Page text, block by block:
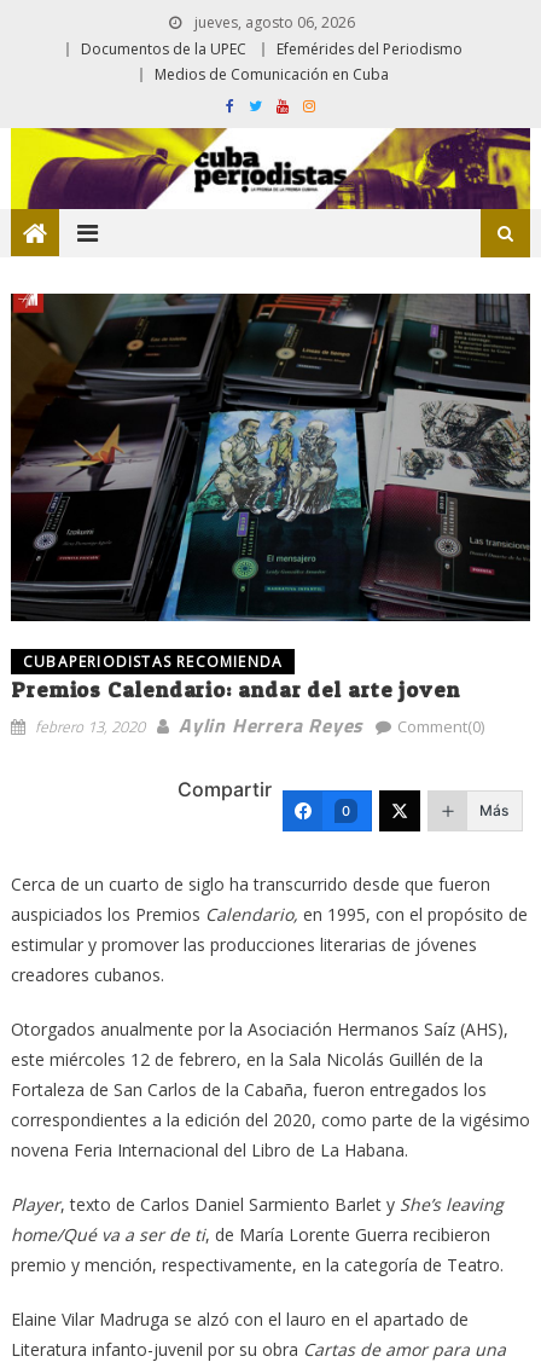
jueves, agosto 06, 2026
Documentos de la UPEC
Efemérides del Periodismo
Medios de Comunicación en Cuba
CUBAPERIODISTAS RECOMIENDA
Premios Calendario: andar del arte joven
febrero 13, 2020 Aylin Herrera Reyes Comment(0)
Compartir
0 Más
Cerca de un cuarto de siglo ha transcurrido desde que fueron
auspiciados los Premios Calendario, en 1995, con el propósito de
estimular y promover las producciones literarias de jóvenes
creadores cubanos.
Otorgados anualmente por la Asociación Hermanos Saíz (AHS),
este miércoles 12 de febrero, en la Sala Nicolás Guillén de la
Fortaleza de San Carlos de la Cabaña, fueron entregados los
correspondientes a la edición del 2020, como parte de la vigésimo
novena Feria Internacional del Libro de La Habana.
Player, texto de Carlos Daniel Sarmiento Barlet y She’s leaving
home/Qué va a ser de ti, de María Lorente Guerra recibieron
premio y mención, respectivamente, en la categoría de Teatro.
Elaine Vilar Madruga se alzó con el lauro en el apartado de
Literatura infanto-juvenil por su obra Cartas de amor para una